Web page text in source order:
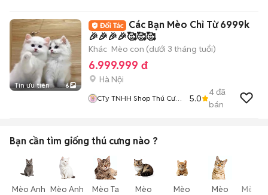
Tin ưu tiên 6
Các Bạn Mèo Chỉ Từ 6999k
🎉🎉🎉🎉🥰🥰🥰
Khác Mèo con (dưới 3 tháng tuổi)
6.999.999 đ
Hà Nội
CTy TNHH Shop Thú Cưng
5.0
4đã
bán
Bạn cần tìm giống thú cưng nào ?
Mèo Anh Mèo Anh
Mèo Ta
Mèo
Mèo
Mèo
Mèo